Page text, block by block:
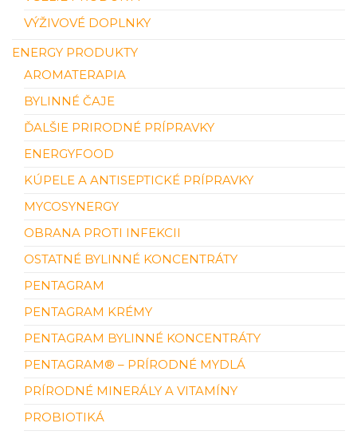
VÝŽIVOVÉ DOPLNKY
ENERGY PRODUKTY
AROMATERAPIA
BYLINNÉ ČAJE
ĎALŠIE PRIRODNÉ PRÍPRAVKY
ENERGYFOOD
KÚPELE A ANTISEPTICKÉ PRÍPRAVKY
MYCOSYNERGY
OBRANA PROTI INFEKCII
OSTATNÉ BYLINNÉ KONCENTRÁTY
PENTAGRAM
PENTAGRAM KRÉMY
PENTAGRAM BYLINNÉ KONCENTRÁTY
PENTAGRAM® – PRÍRODNÉ MYDLÁ
PRÍRODNÉ MINERÁLY A VITAMÍNY
PROBIOTIKÁ